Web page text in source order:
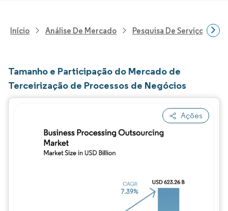
Início Análise De Mercado Pesquisa De Serviços
Tamanho e Participação do Mercado de
Terceirização de Processos de Negócios
Ações